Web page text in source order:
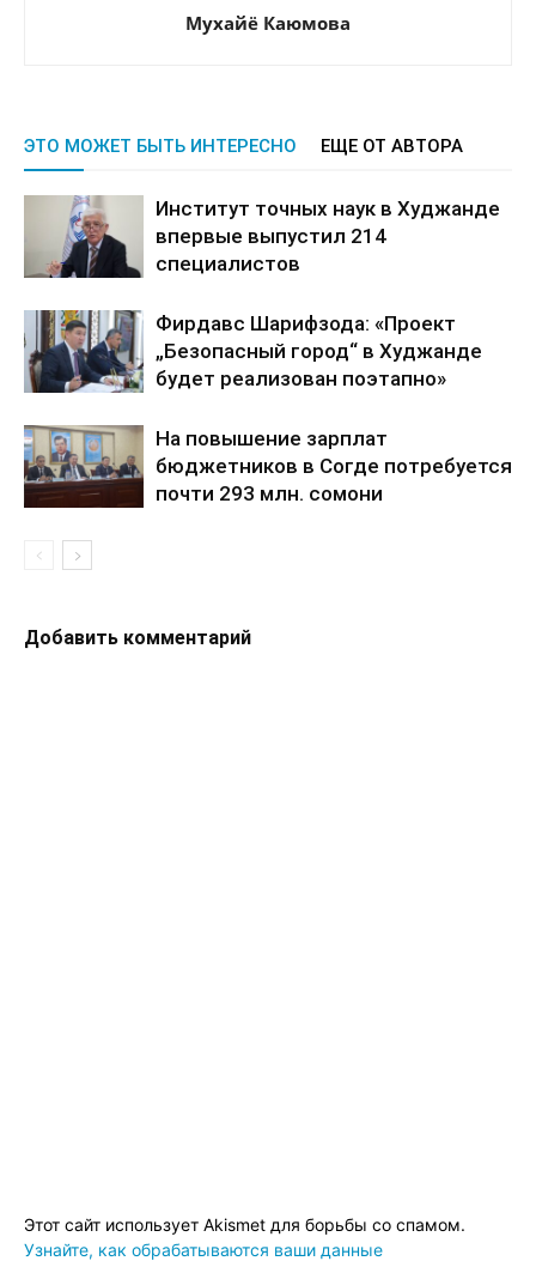
Мухайё Каюмова
ЭТО МОЖЕТ БЫТЬ ИНТЕРЕСНО ЕЩЕ ОТ АВТОРА
Институт точных наук в Худжанде
впервые выпустил 214
специалистов
Фирдавс Шарифзода: «Проект
„Безопасный город“ в Худжанде
будет реализован поэтапно»
На повышение зарплат
бюджетников в Согде потребуется
почти 293 млн. сомони
Добавить комментарий
Этот сайт использует Akismet для борьбы со спамом.
Узнайте, как обрабатываются ваши данные